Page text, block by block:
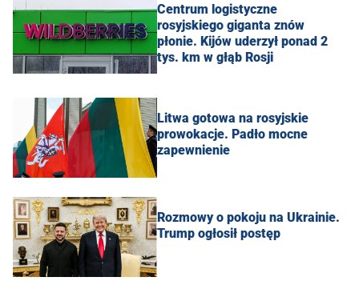
Centrum logistyczne
rosyjskiego giganta znów
płonie. Kijów uderzył ponad 2
tys. km w głąb Rosji
Litwa gotowa na rosyjskie
prowokacje. Padło mocne
zapewnienie
Rozmowy o pokoju na Ukrainie.
Trump ogłosił postęp